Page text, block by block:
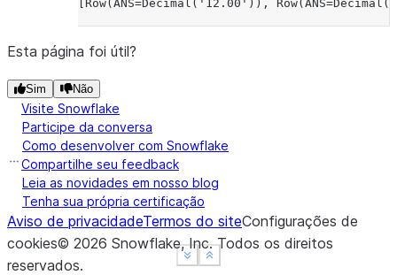
Show less
See more
[Row(ANS=Decimal('12.00')),
Show less
See more
Esta página foi útil?
Sim Não
Visite Snowflake
Participe da conversa
Como desenvolver com Snowflake
Compartilhe seu feedback
Leia as novidades em nosso blog
Tenha sua própria certificação
Aviso de privacidadeTermos do siteConfigurações de
cookies© 2026 Snowflake, Inc.Todos os direitos
reservados.